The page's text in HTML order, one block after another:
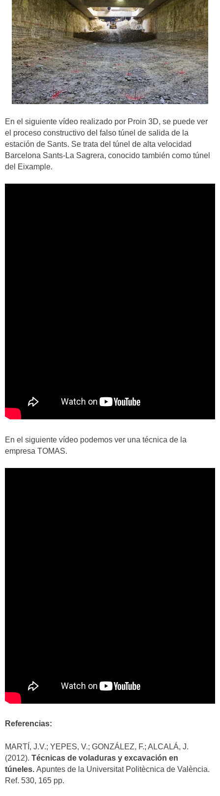
En el siguiente vídeo realizado por Proin 3D, se puede ver
el proceso constructivo del falso túnel de salida de la
estación de Sants. Se trata del túnel de alta velocidad
Barcelona Sants-La Sagrera, conocido también como túnel
del Eixample.
En el siguiente vídeo podemos ver una técnica de la
empresa TOMAS.
Referencias:
MARTÍ, J.V.; YEPES, V.; GONZÁLEZ, F.; ALCALÁ, J.
(2012). Técnicas de voladuras y excavación en
túneles. Apuntes de la Universitat Politècnica de València.
Ref. 530, 165 pp.